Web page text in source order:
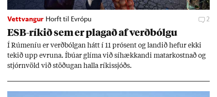
Vettvangur Horft til Evrópu 2
ESB-rík­ið sem er plag­að af verð­bólgu
Í Rúm­en­íu er verð­bólg­an hátt í 11 pró­sent og land­ið hef­ur ekki
tek­ið upp evr­una. Íbú­ar glíma við sí­hækk­andi mat­ar­kostn­að og
stjórn­völd við stöð­ug­an halla rík­is­sjóðs.